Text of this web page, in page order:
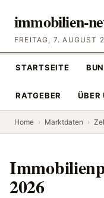
immobilien-
FREITAG, 7. AUGUST
STARTSEITE
RATGEBER ÜBER
Home › Marktdaten ›
2026